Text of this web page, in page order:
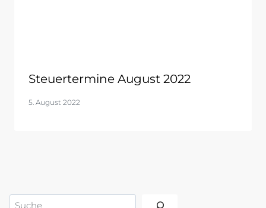
Steuertermine August 2022
5. August 2022
Suchen